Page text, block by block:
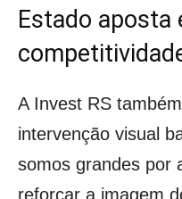
Estado aposta
A Invest RS
intervenção visual
somos grandes por
reforçar a imagem